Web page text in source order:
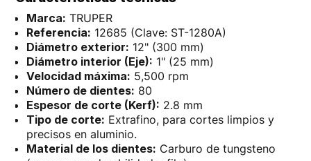
Marca: TRUPER
Referencia: 12685 (Clave: ST-1280A)
Diámetro exterior: 12" (300 mm)
Diámetro interior (Eje): 1" (25 mm)
Velocidad máxima: 5,500 rpm
Número de dientes: 80
Espesor de corte (Kerf): 2.8 mm
Tipo de corte: Extrafino, para cortes limpios y
precisos en aluminio.
Material de los dientes: Carburo de tungsteno